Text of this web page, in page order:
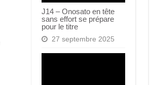
J14 – Onosato en tête
sans effort se prépare
pour le titre
27 septembre 2025